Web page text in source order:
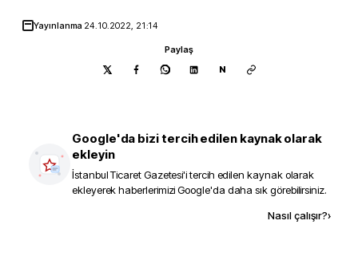
Yayınlanma 24.10.2022, 21:14
Paylaş
N
Google'da bizi tercih edilen kaynak olarak
ekleyin
İstanbul Ticaret Gazetesi'i tercih edilen kaynak olarak
ekleyerek haberlerimizi Google'da daha sık görebilirsiniz.
Nasıl çalışır?›